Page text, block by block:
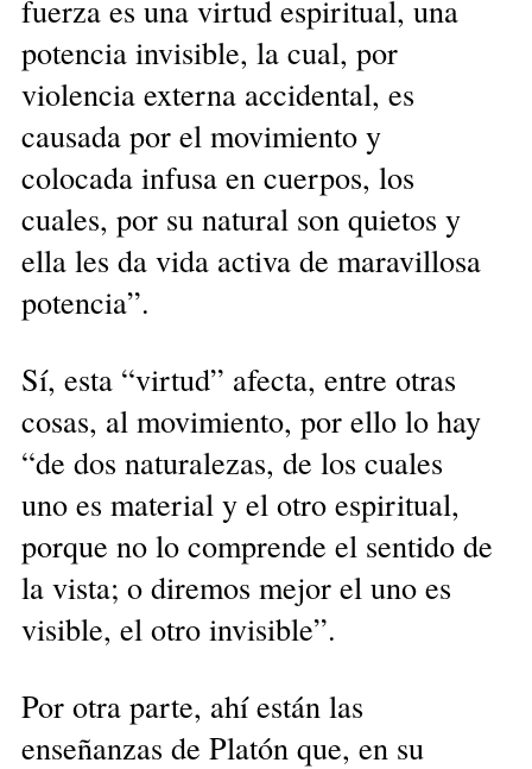
fuerza es una virtud espiritual, una
potencia invisible, la cual, por
violencia externa accidental, es
causada por el movimiento y
colocada infusa en cuerpos, los
cuales, por su natural son quietos y
ella les da vida activa de maravillosa
potencia”.
Sí, esta “virtud” afecta, entre otras
cosas, al movimiento, por ello lo hay
“de dos naturalezas, de los cuales
uno es material y el otro espiritual,
porque no lo comprende el sentido de
la vista; o diremos mejor el uno es
visible, el otro invisible”.
Por otra parte, ahí están las
enseñanzas de Platón que, en su